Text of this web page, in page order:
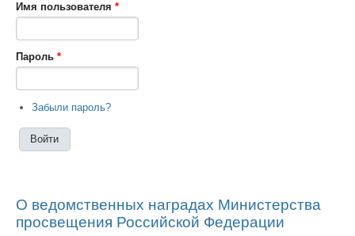
Имя пользователя *
Пароль *
Забыли пароль?
О ведомственных наградах Министерства
просвещения Российской Федерации